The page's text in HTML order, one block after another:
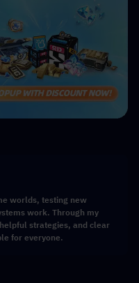
worlds, testing new
work. Through my
strategies, and clear
for everyone.